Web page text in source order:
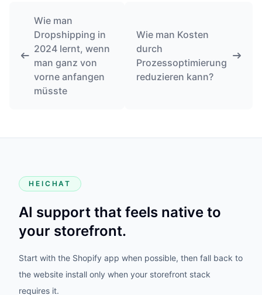
Wie man
Dropshipping in
2024 lernt, wenn
man ganz von
vorne anfangen
müsste
Wie man Kosten
durch
Prozessoptimierung
reduzieren kann?
HEICHAT
AI support that feels native to
your storefront.
Start with the Shopify app when possible, then fall back to
the website install only when your storefront stack
requires it.